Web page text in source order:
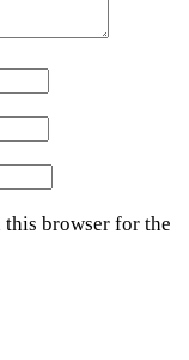
this browser for the